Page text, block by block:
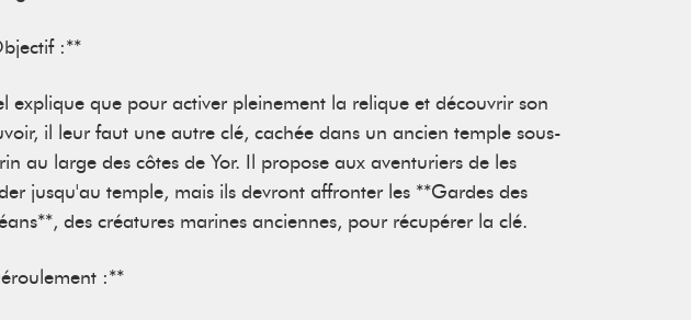
:**
explique que pour activer pleinement la relique et découvrir son
il leur faut une autre clé, cachée dans un ancien temple sous-
au large des côtes de Yor. Il propose aux aventuriers de les
jusqu'au temple, mais ils devront affronter les **Gardes des
des créatures marines anciennes, pour récupérer la clé.
:**